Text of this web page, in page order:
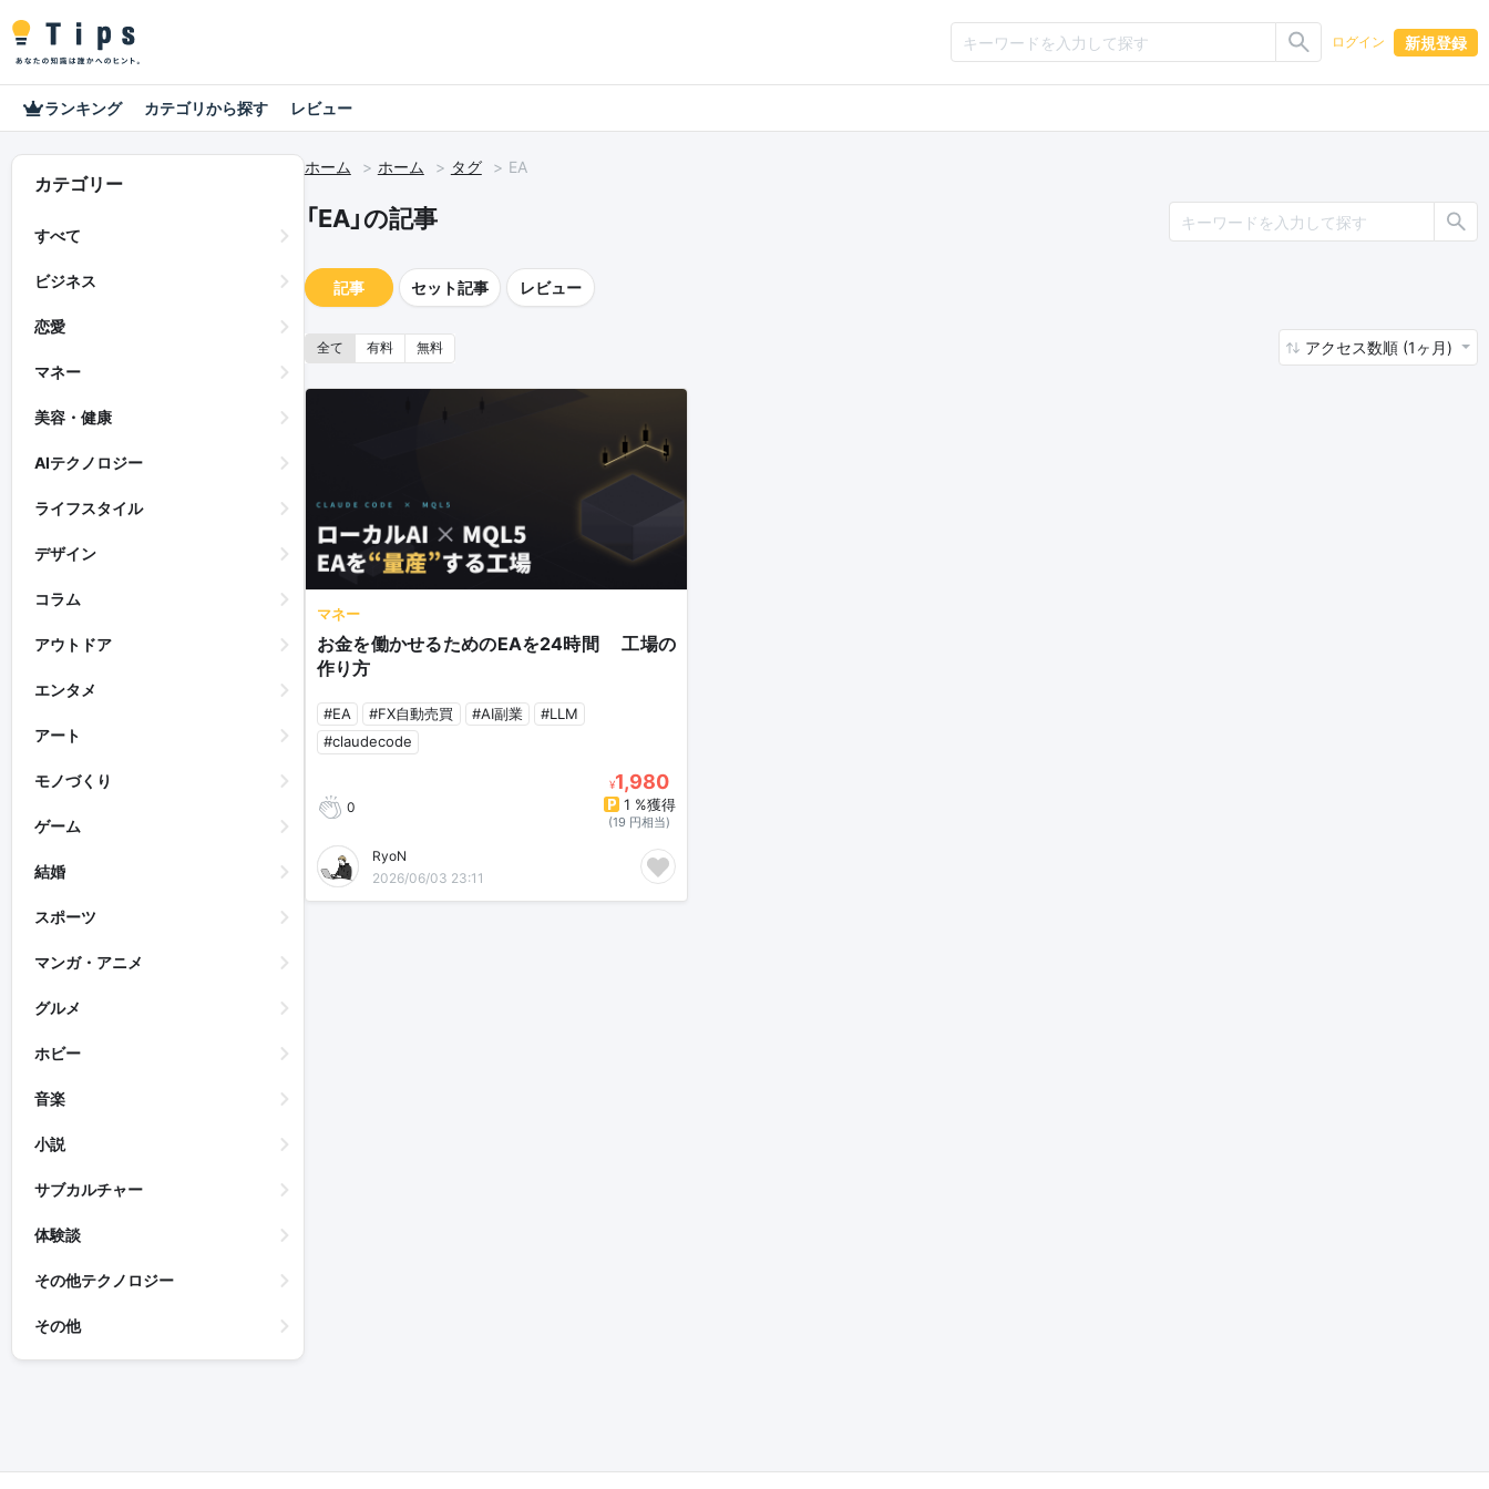
ログイン 新規登録
ランキング カテゴリから探す レビュー
カテゴリー
すべて
ビジネス
恋愛
マネー
美容・健康
AIテクノロジー
ライフスタイル
デザイン
コラム
アウトドア
エンタメ
アート
モノづくり
ゲーム
結婚
スポーツ
マンガ・アニメ
グルメ
ホビー
音楽
小説
サブカルチャー
体験談
その他テクノロジー
その他
ホーム ホーム タグ EA
「EA」の記事
記事 セット記事 レビュー
全て 有料 無料 アクセス数順 (1ヶ月)
マネー
お金を働かせるためのEAを24時間♾️工場の
作り方
#EA #FX自動売買 #AI副業
#LLM
#claudecode
0
¥1,980
1 %獲得
(19 円相当)
RyoN
2026/06/03 23:11